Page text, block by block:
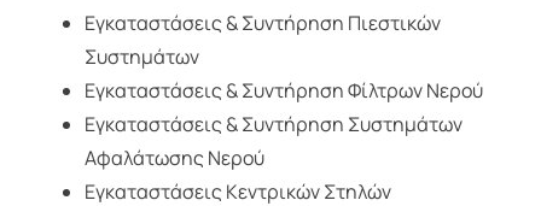
Εγκαταστάσεις & Συντήρηση Πιεστικών
Συστημάτων
Εγκαταστάσεις & Συντήρηση Φίλτρων Νερού
Εγκαταστάσεις & Συντήρηση Συστημάτων
Αφαλάτωσης Νερού
Εγκαταστάσεις Κεντρικών Στηλών